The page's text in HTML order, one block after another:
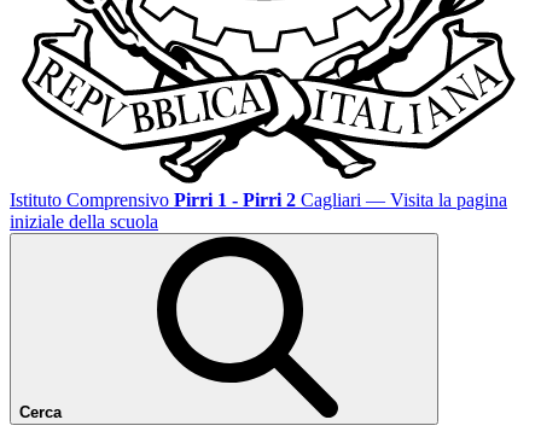
Istituto Comprensivo Pirri 1 - Pirri 2 Cagliari — Visita la pagina
iniziale della scuola
Cerca